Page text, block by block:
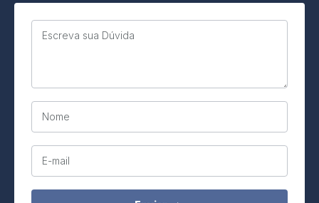
Escreva sua Dúvida
Nome
E-mail